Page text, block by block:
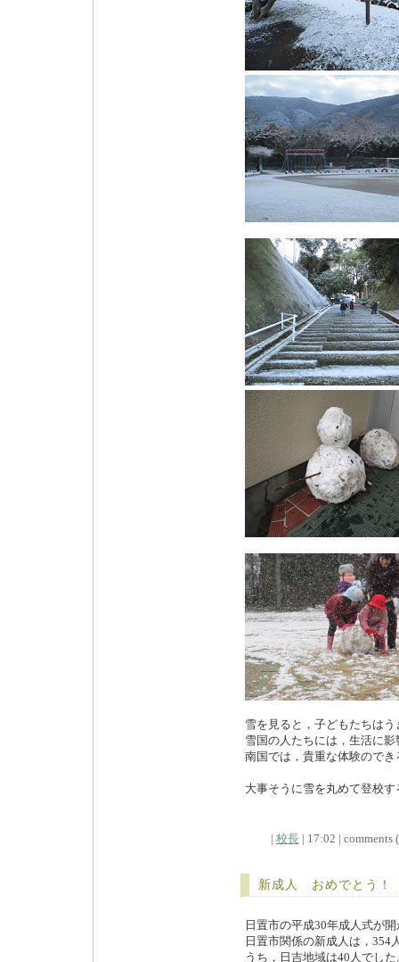
雪を見ると，子どもたちは
雪国の人たちには，生活に
南国では，貴重な体験のでき
大事そうに雪を丸めて登校
| 校長| 17:02 | comments
新成人 おめでとう！
日置市の平成30年成人式が
日置市関係の新成人は，354
うち，日吉地域は40人でした